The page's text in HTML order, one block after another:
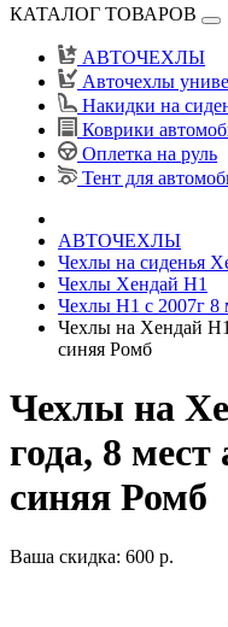
КАТАЛОГ ТОВАРОВ
АВТОЧЕХЛЫ
Авточехлы
Накидки на
Коврики
Оплетка на руль
Тент для
АВТОЧЕХЛЫ
Чехлы на сиденья
Чехлы Хендай Н1
Чехлы Н1 с 2007г 8
Чехлы на Хендай Н1
синяя Ромб
Чехлы на
года, 8
синяя Ромб
Ваша скидка: 600 р.